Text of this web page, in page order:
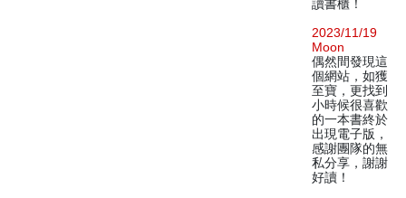
讀書櫃！
2023/11/19
Moon
偶然間發現這
個網站，如獲
至寶，更找到
小時候很喜歡
的一本書終於
出現電子版，
感謝團隊的無
私分享，謝謝
好讀！